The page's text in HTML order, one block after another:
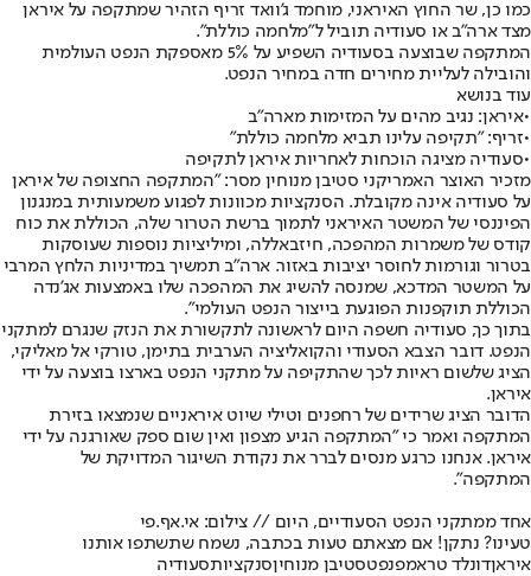
כמו כן, שר החוץ האיראני, מוחמד ג'וואד זריף הזהיר שמתקפה על איראן
מצד ארה"ב או סעודיה תוביל ל"מלחמה כוללת".
המתקפה שבוצעה בסעודיה השפיע על 5% מאספקת הנפט העולמית
והובילה לעליית מחירים חדה במחיר הנפט.
עוד בנושא
•איראן: נגיב מהים על המזימות מארה"ב
•זריף: "תקיפה עלינו תביא מלחמה כוללת"
•סעודיה מציגה הוכחות לאחריות איראן לתקיפה
מזכיר האוצר האמריקני סטיבן מנוחין מסר: "המתקפה החצופה של איראן
על סעודיה אינה מקובלת. הסנקציות מכוונות לפגוע משמעותית במנגנון
הפיננסי של המשטר האיראני לתמוך ברשת הטרור שלה, הכוללת את כוח
קודס של משמרות המהפכה, חיזבאללה, ומיליציות נוספות שעוסקות
בטרור וגורמות לחוסר יציבות באזור. ארה"ב תמשיך במדיניות הלחץ המרבי
על המשטר המדכא, שמנסה להשיג את המהפכה שלו באמצעות אג'נדה
הכוללת תוקפנות הפוגעת בייצור הנפט העולמי".
בתוך כך, סעודיה חשפה היום לראשונה לתקשורת את הנזק שנגרם למתקני
הנפט. דובר הצבא הסעודי והקואליציה הערבית בתימן, טורקי אל מאליקי,
הציג שלשום ראיות לכך שהתקיפה על מתקני הנפט בארצו בוצעה על ידי
איראן.
הדובר הציג שרידים של רחפנים וטילי שיוט איראניים שנמצאו בזירת
המתקפה ואמר כי "המתקפה הגיע מצפון ואין שום ספק שאורגנה על ידי
איראן. אנחנו כרגע מנסים לברר את נקודת השיגור המדויקת של
המתקפה".
אחד ממתקני הנפט הסעודיים, היום // צילום: אי.אף.פי
טעינו? נתקן! אם מצאתם טעות בכתבה, נשמח שתשתפו אותנו
איראןדונלד טראמפנפטסטיבן מנוחיןסנקציותסעודיה